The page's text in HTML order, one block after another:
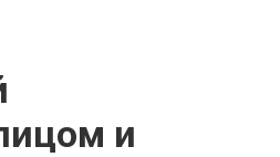
и